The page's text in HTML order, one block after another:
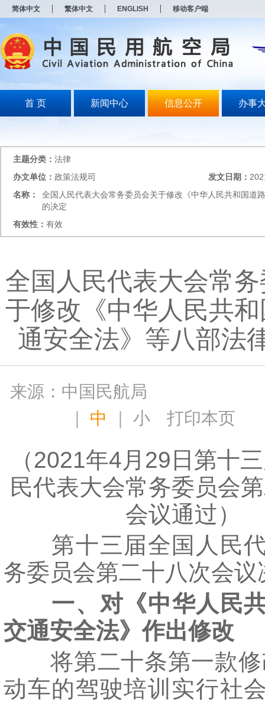
简体中文 繁体中文 ENGLISH 移动客户端
首 页 新闻中心 信息公开 办事
主题分类： 法律
办文单位： 政策法规司 发文日期：
名称：
全国人民代表大会常务委员会关于修改《中华人民共和国道
的决定
有效性： 有效
全国人民代表大会常
于修改《中华人民共
通安全法》等八部法
来源：中国民航局
｜ 中 ｜小 打印本页
（2021年4月29日第十
民代表大会常务委员会
会议通过）
第十三届全国人民代
务委员会第二十八次会议
一、对《中华人民
交通安全法》作出修改
将第二十条第一款修
动车的驾驶培训实行社
打
开
无
障
说
模